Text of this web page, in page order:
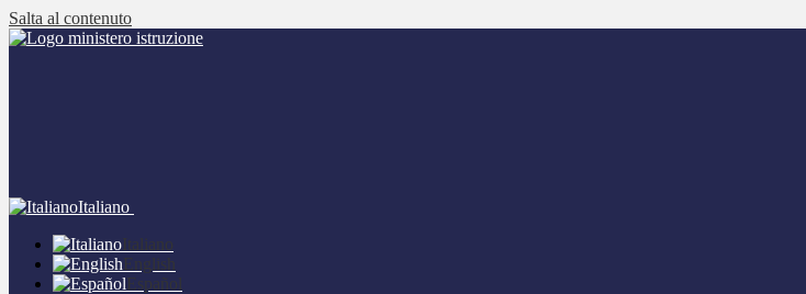
Salta al contenuto
Italiano
Italiano
English
Español